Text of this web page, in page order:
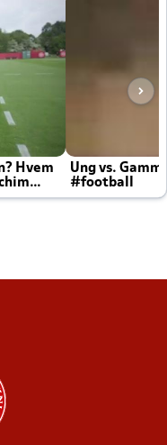
Hvem
Ung vs.
#football